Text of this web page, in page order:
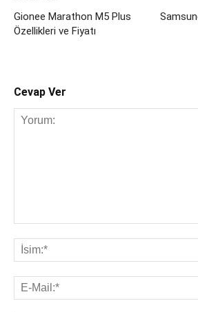
Gionee Marathon M5 Plus
Özellikleri ve Fiyatı
Cevap Ver